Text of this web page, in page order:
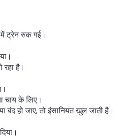
में ट्रेन रुक गई।
रहा है।
चाय के लिए।
बंद हो जाए, तो इंसानियत खुल जाती है।